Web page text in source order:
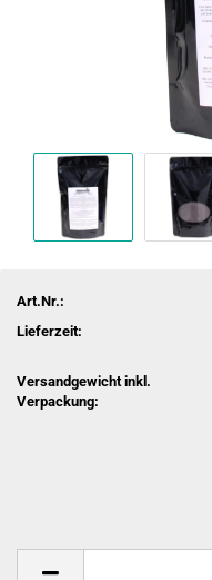
Art.Nr.:
Lieferzeit:
Versandgewicht inkl.
Verpackung: